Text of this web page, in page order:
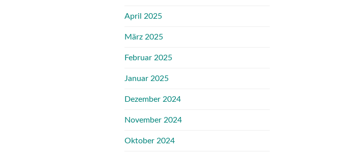
April 2025
März 2025
Februar 2025
Januar 2025
Dezember 2024
November 2024
Oktober 2024